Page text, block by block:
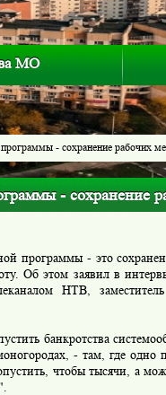
МО
- сохранение рабочих
- сохранение
программы - это
Об этом заявил в
НТВ,
банкротства
- там, где одно
чтобы тысячи, а